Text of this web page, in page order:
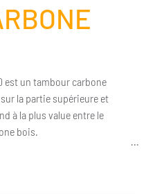
est un tambour carbone
la partie supérieure et
à la plus value entre le
bois.